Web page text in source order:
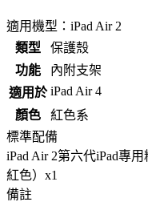
適用機型：iPad Air 2
類型
保護殼
功能
內附支架
適用於 iPad Air 4
顏色
紅色系
標準配備
iPad Air 2第六代iPad專
紅色）x1
備註